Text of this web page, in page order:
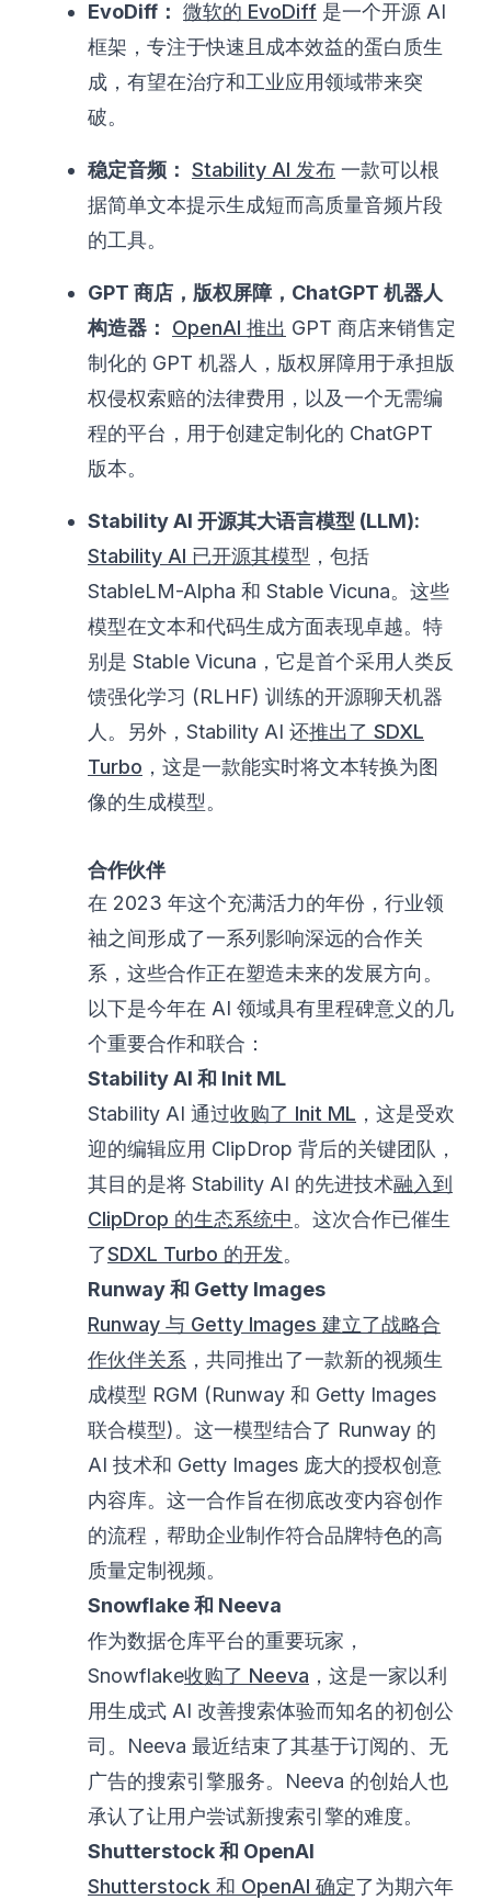
EvoDiff： 微软的 EvoDiff 是一个开源 AI
框架，专注于快速且成本效益的蛋白质生
成，有望在治疗和工业应用领域带来突
破。
稳定音频： Stability AI 发布 一款可以根
据简单文本提示生成短而高质量音频片段
的工具。
GPT 商店，版权屏障，ChatGPT 机器人
构造器：
OpenAI 推出 GPT 商店来销售定
制化的 GPT 机器人，版权屏障用于承担版
权侵权索赔的法律费用，以及一个无需编
程的平台，用于创建定制化的 ChatGPT
版本。
Stability AI 开源其大语言模型 (LLM):
Stability AI 已开源其模型 ，包括
StableLM-Alpha 和 Stable Vicuna。这些
模型在文本和代码生成方面表现卓越。特
别是 Stable Vicuna，它是首个采用人类反
馈强化学习 (RLHF) 训练的开源聊天机器
人。另外，Stability AI 还推出了 SDXL
Turbo ，这是一款能实时将文本转换为图
像的生成模型。
合作伙伴
在 2023 年这个充满活力的年份，行业领
袖之间形成了一系列影响深远的合作关
系，这些合作正在塑造未来的发展方向。
以下是今年在 AI 领域具有里程碑意义的几
个重要合作和联合：
Stability AI 和 Init ML
Stability AI 通过收购了 Init ML ，这是受欢
迎的编辑应用 ClipDrop 背后的关键团队，
其目的是将 Stability AI 的先进技术融入到
ClipDrop 的生态系统中。这次合作已催生
了SDXL Turbo 的开发。
Runway 和 Getty Images
Runway 与 Getty Images 建立了战略合
作伙伴关系 ，共同推出了一款新的视频生
成模型 RGM (Runway 和 Getty Images
联合模型)。这一模型结合了 Runway 的
AI 技术和 Getty Images 庞大的授权创意
内容库。这一合作旨在彻底改变内容创作
的流程，帮助企业制作符合品牌特色的高
质量定制视频。
Snowflake 和 Neeva
作为数据仓库平台的重要玩家，
Snowflake收购了 Neeva ，这是一家以利
用生成式 AI 改善搜索体验而知名的初创公
司。Neeva 最近结束了其基于订阅的、无
广告的搜索引擎服务。Neeva 的创始人也
承认了让用户尝试新搜索引擎的难度。
Shutterstock 和 OpenAI
Shutterstock 和 OpenAI 确定了为期六年